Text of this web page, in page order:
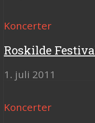
Koncerter
Roskilde Festival
1. juli 2011
Koncerter